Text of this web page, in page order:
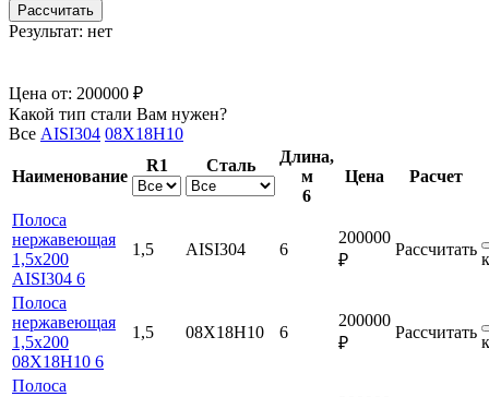
Рассчитать
Результат: нет
Цена от: 200000 ₽
Какой тип стали Вам нужен?
Все AISI304 08Х18Н10
Наименование
R1 Сталь
Длина,
м
6
Цена Расчет
Полоса
нержавеющая
1,5х200
AISI304 6
1,5 AISI304 6
200000
₽
Рассчитать
Полоса
нержавеющая
1,5х200
08Х18Н10 6
1,5 08Х18Н10 6
200000
₽
Рассчитать
Полоса